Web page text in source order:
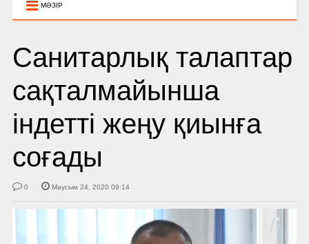
МӘЗІР
Санитарлық талаптар
сақталмайынша
індетті жеңу қиынға
соғады
0 Маусым 24, 2020 09:14